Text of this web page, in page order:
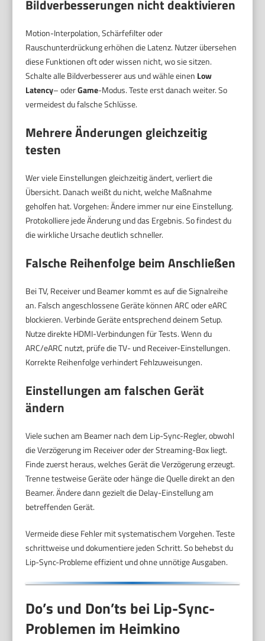
Bildverbesserungen nicht deaktivieren
Motion-Interpolation, Schärfefilter oder
Rauschunterdrückung erhöhen die Latenz. Nutzer übersehen
diese Funktionen oft oder wissen nicht, wo sie sitzen.
Schalte alle Bildverbesserer aus und wähle einen Low
Latency– oderGame-Modus. Teste erst danach weiter. So
vermeidest du falsche Schlüsse.
Mehrere Änderungen gleichzeitig
testen
Wer viele Einstellungen gleichzeitig ändert, verliert die
Übersicht. Danach weißt du nicht, welche Maßnahme
geholfen hat. Vorgehen: Ändere immer nur eine Einstellung.
Protokolliere jede Änderung und das Ergebnis. So findest du
die wirkliche Ursache deutlich schneller.
Falsche Reihenfolge beim Anschließen
Bei TV, Receiver und Beamer kommt es auf die Signalreihe
an. Falsch angeschlossene Geräte können ARC oder eARC
blockieren. Verbinde Geräte entsprechend deinem Setup.
Nutze direkte HDMI-Verbindungen für Tests. Wenn du
ARC/eARC nutzt, prüfe die TV- und Receiver-Einstellungen.
Korrekte Reihenfolge verhindert Fehlzuweisungen.
Einstellungen am falschen Gerät
ändern
Viele suchen am Beamer nach dem Lip-Sync-Regler, obwohl
die Verzögerung im Receiver oder der Streaming-Box liegt.
Finde zuerst heraus, welches Gerät die Verzögerung erzeugt.
Trenne testweise Geräte oder hänge die Quelle direkt an den
Beamer. Ändere dann gezielt die Delay-Einstellung am
betreffenden Gerät.
Vermeide diese Fehler mit systematischem Vorgehen. Teste
schrittweise und dokumentiere jeden Schritt. So behebst du
Lip-Sync-Probleme effizient und ohne unnötige Ausgaben.
Do’s und Don’ts bei Lip-Sync-
Problemen im Heimkino